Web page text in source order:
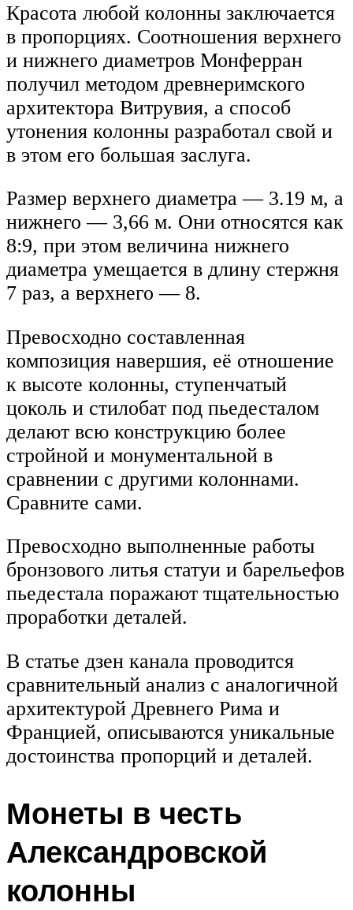
Красота любой колонны заключается
в пропорциях. Соотношения верхнего
и нижнего диаметров Монферран
получил методом древнеримского
архитектора Витрувия, а способ
утонения колонны разработал свой и
в этом его большая заслуга.
Размер верхнего диаметра — 3.19 м, а
нижнего — 3,66 м. Они относятся как
8:9, при этом величина нижнего
диаметра умещается в длину стержня
7 раз, а верхнего — 8.
Превосходно составленная
композиция навершия, её отношение
к высоте колонны, ступенчатый
цоколь и стилобат под пьедесталом
делают всю конструкцию более
стройной и монументальной в
сравнении с другими колоннами.
Сравните сами.
Превосходно выполненные работы
бронзового литья статуи и барельефов
пьедестала поражают тщательностью
проработки деталей.
В статье дзен канала проводится
сравнительный анализ с аналогичной
архитектурой Древнего Рима и
Францией, описываются уникальные
достоинства пропорций и деталей.
Монеты в честь
Александровской
колонны